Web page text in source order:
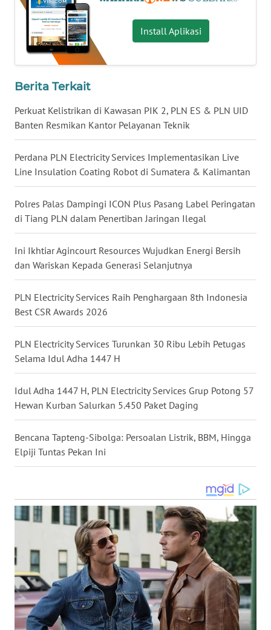
Install Aplikasi
Berita Terkait
Perkuat Kelistrikan di Kawasan PIK 2, PLN ES & PLN UID
Banten Resmikan Kantor Pelayanan Teknik
Perdana PLN Electricity Services Implementasikan Live
Line Insulation Coating Robot di Sumatera & Kalimantan
Polres Palas Dampingi ICON Plus Pasang Label Peringatan
di Tiang PLN dalam Penertiban Jaringan Ilegal
Ini Ikhtiar Agincourt Resources Wujudkan Energi Bersih
dan Wariskan Kepada Generasi Selanjutnya
PLN Electricity Services Raih Penghargaan 8th Indonesia
Best CSR Awards 2026
PLN Electricity Services Turunkan 30 Ribu Lebih Petugas
Selama Idul Adha 1447 H
Idul Adha 1447 H, PLN Electricity Services Grup Potong 57
Hewan Kurban Salurkan 5.450 Paket Daging
Bencana Tapteng-Sibolga: Persoalan Listrik, BBM, Hingga
Elpiji Tuntas Pekan Ini
WN
KALTARA
KALSEL
WN
KALTIM
WN
SULSEL
WN
GORONTALO
WN
SULUT
WN
MALUKU
WN
MALUT
WN
DANAU
TOBA
NIAS
LANGKAT
WN
TAPANULI
SELATAN